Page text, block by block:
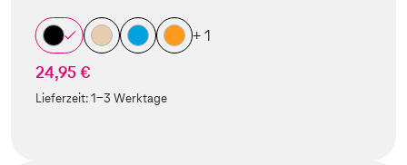
+ 1
24,95 €
Lieferzeit:1-3 Werktage